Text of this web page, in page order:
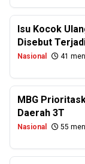
Isu Kocok
Disebut
Nasional 41
MBG
Daerah 3T
Nasional 55